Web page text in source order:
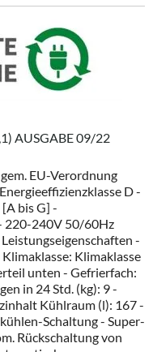
AUSGABE 09/22
EU-Verordnung
D -
bis G] -
220-240V 50/60Hz
-
Klimaklasse
unten - Gefrierfach:
in 24 Std. (kg): 9 -
Kühlraum (l): 167 -
Schaltung - Super-
Rückschaltung von